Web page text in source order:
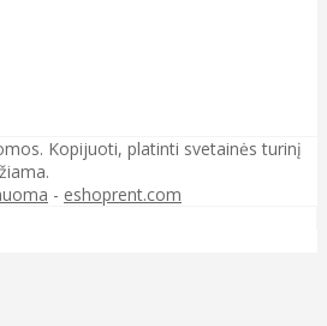
Kopijuoti, platinti svetainės turinį
- eshoprent.com